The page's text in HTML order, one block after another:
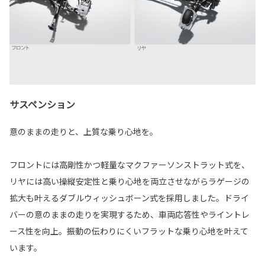
サスペンション
意のままの走りと、上質な乗り心地を。
フロントには高剛性かつ軽量なマクファーソンストラット式を、
リヤには高い操縦安定性と乗り心地を両立させながらラゲージの
拡大も叶えるダブルウィッシュボーン式を採用しました。ドライ
バーの意のままの走りを実現するため、車両応答性やライントレ
ース性を向上。振動の伝わりにくいフラットな乗り心地を叶えて
います。